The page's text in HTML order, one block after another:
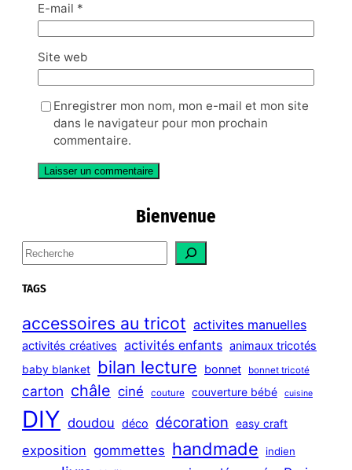
E-mail *
Site web
Enregistrer mon nom, mon e-mail et mon site
dans le navigateur pour mon prochain
commentaire.
Bienvenue
S
e
a
c
h
TAGS
accessoires au tricot activites manuelles
activités créatives activités enfants animaux tricotés
baby blanket bilan lecture bonnet bonnet tricoté
carton châle ciné couture couverture bébé cuisine
DIY doudou déco décoration easy craft
exposition gommettes handmade indien